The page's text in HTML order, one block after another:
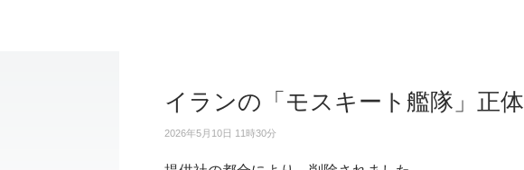
イランの「モスキート艦隊」正体
2026年5月10日 11時30分